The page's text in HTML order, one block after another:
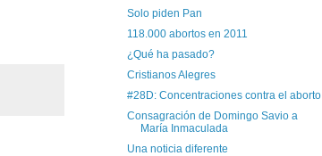
Solo piden Pan
118.000 abortos en 2011
¿Qué ha pasado?
Cristianos Alegres
#28D: Concentraciones contra el aborto
Consagración de Domingo Savio a
María Inmaculada
Una noticia diferente